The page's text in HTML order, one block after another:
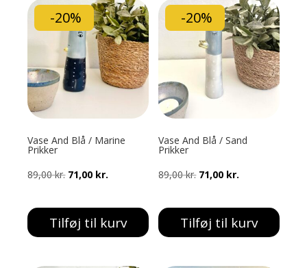
-20%
Vase And Blå / Marine
Prikker
89,00kr. Den
pris
var:
71,00 kr.
pris
er:
Tilføj til kurv
-20%
Vase And Blå / Sand
Prikker
89,00kr. Den
pris
var:
71,00 kr.
pris
er:
Tilføj til kurv